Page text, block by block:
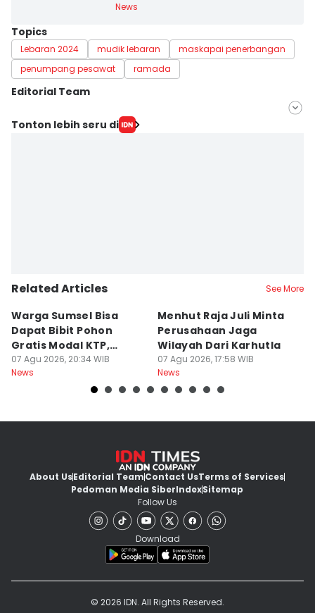
News
Topics
Lebaran 2024 mudik lebaran
maskapai penerbangan
penumpang pesawat
ramada
Editorial Team
Editor
Tonton lebih seru di
Related Articles See More
Warga Sumsel Bisa
Dapat Bibit Pohon
Gratis Modal KTP,
Menhut Beberkan
Caranya
07 Agu 2026, 20:34 WIB
News
Menhut Raja Juli Minta
Perusahaan Jaga
Wilayah Dari Karhutla
07 Agu 2026, 17:58 WIB
News
About UsEditorial TeamContact UsTerms of Services
Pedoman Media SiberIndexSitemap
Follow Us
Download
© 2026 IDN. All Rights Reserved.